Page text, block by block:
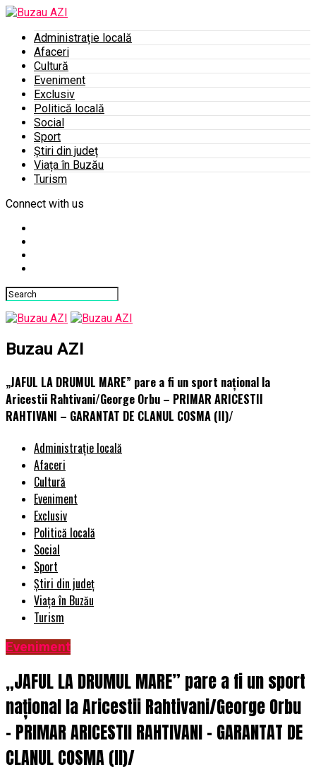
Administrație locală
Afaceri
Cultură
Eveniment
Exclusiv
Politică locală
Social
Sport
Știri din județ
Viața în Buzău
Turism
Connect with us
Buzau AZI
„JAFUL LA DRUMUL MARE” pare a fi un sport național la
Aricestii Rahtivani/George Orbu – PRIMAR ARICESTII
RAHTIVANI – GARANTAT DE CLANUL COSMA (II)/
Administrație locală
Afaceri
Cultură
Eveniment
Exclusiv
Politică locală
Social
Sport
Știri din județ
Viața în Buzău
Turism
Eveniment
„JAFUL LA DRUMUL MARE” pare a fi un sport
național la Aricestii Rahtivani/George Orbu
– PRIMAR ARICESTII RAHTIVANI – GARANTAT DE
CLANUL COSMA (II)/